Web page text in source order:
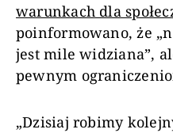
warunkach dla
poinformowano, że
jest mile widziana”,
pewnym
„Dzisiaj robimy